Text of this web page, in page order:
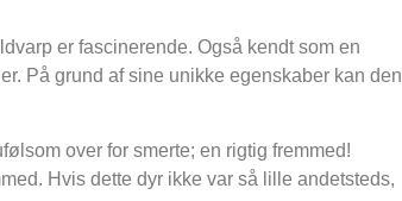
er fascinerende. Også kendt som en
På grund af sine unikke egenskaber kan den
over for smerte; en rigtig fremmed!
Hvis dette dyr ikke var så lille andetsteds,